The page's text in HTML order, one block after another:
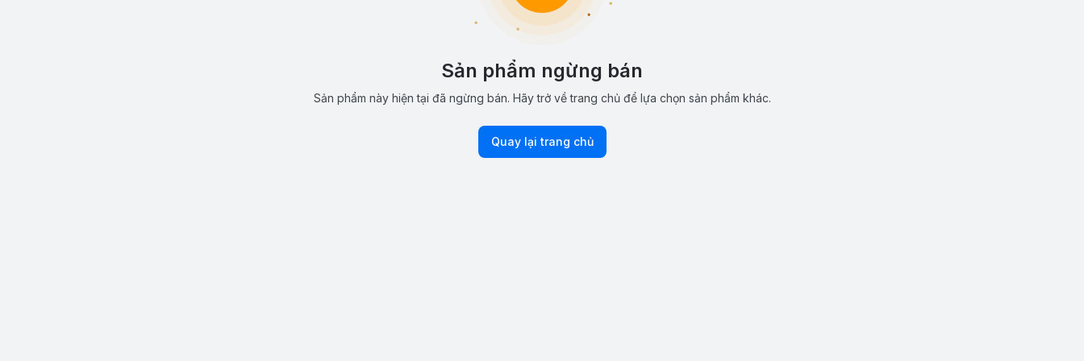
Sản phẩm ngừng bán
Sản phẩm này hiện tại đã ngừng bán. Hãy trở về trang chủ để lựa chọn sản phẩm khác.
Quay lại trang chủ